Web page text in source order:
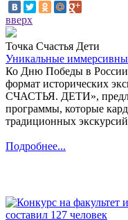
вверх
Точка Счастья Дети
Уникальные
Ко Дню Победы в
формат исторических
СЧАСТЬЯ. ДЕТИ»,
программы, которые
традиционных
Подробнее...